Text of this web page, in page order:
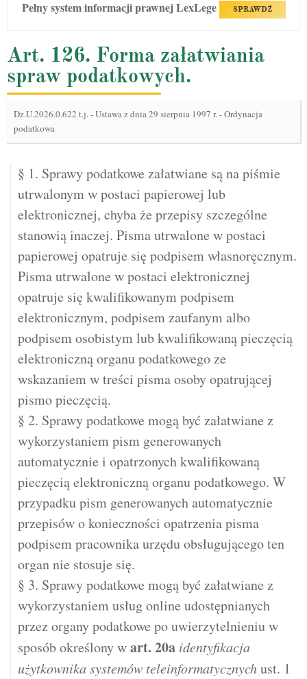
Pełny system informacji prawnej LexLege SPRAWDŹ
Art. 126. Forma załatwiania
spraw podatkowych.
Dz.U.2026.0.622 t.j.-Ustawa z dnia 29 sierpnia 1997 r. - Ordynacja
podatkowa
§ 1. Sprawy podatkowe załatwiane są na piśmie
utrwalonym w postaci papierowej lub
elektronicznej, chyba że przepisy szczególne
stanowią inaczej. Pisma utrwalone w postaci
papierowej opatruje się podpisem własnoręcznym.
Pisma utrwalone w postaci elektronicznej
opatruje się kwalifikowanym podpisem
elektronicznym, podpisem zaufanym albo
podpisem osobistym lub kwalifikowaną pieczęcią
elektroniczną organu podatkowego ze
wskazaniem w treści pisma osoby opatrującej
pismo pieczęcią.
§ 2. Sprawy podatkowe mogą być załatwiane z
wykorzystaniem pism generowanych
automatycznie i opatrzonych kwalifikowaną
pieczęcią elektroniczną organu podatkowego. W
przypadku pism generowanych automatycznie
przepisów o konieczności opatrzenia pisma
podpisem pracownika urzędu obsługującego ten
organ nie stosuje się.
§ 3. Sprawy podatkowe mogą być załatwiane z
wykorzystaniem usług online udostępnianych
przez organy podatkowe po uwierzytelnieniu w
sposób określony wart. 20a identyfikacja
użytkownika systemów teleinformatycznychust. 1